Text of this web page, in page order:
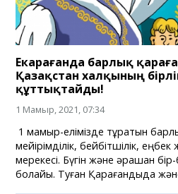
Екарағанда барлық
Қазақстан халқының
құттықтайды!
1 Мамыр, 2021, 07:34
1 мамыр-елімізде тұратын
мейірімділік, бейбітшілік,
мерекесі. Бүгін және әрқашан бір-
болайық. Туған Қарағандыда